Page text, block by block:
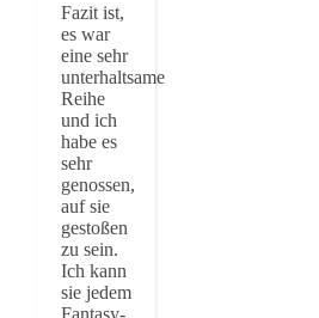
Fazit ist,
es war
eine sehr
unterhaltsame
Reihe
und ich
habe es
sehr
genossen,
auf sie
gestoßen
zu sein.
Ich kann
sie jedem
Fantasy-